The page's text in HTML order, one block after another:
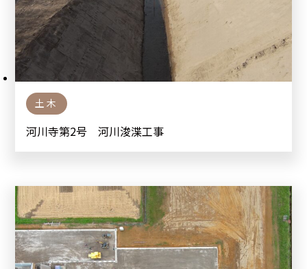
土木
河川寺第2号 河川浚渫工事